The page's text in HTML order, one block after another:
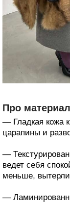
Про
— Гладкая кожа
царапины и
—
ведет себя
меньше,
—